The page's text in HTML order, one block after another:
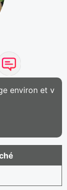
environ et v